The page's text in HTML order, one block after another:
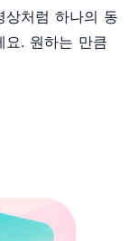
상처럼 하나의 동
요. 원하는 만큼